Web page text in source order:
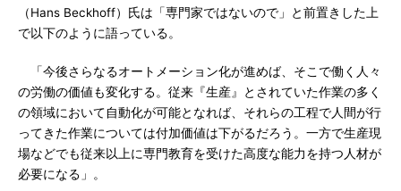
（Hans Beckhoff）氏は「専門家ではないので」と前置きした上
で以下のように語っている。
「今後さらなるオートメーション化が進めば、そこで働く人々
の労働の価値も変化する。従来『生産』とされていた作業の多く
の領域において自動化が可能となれば、それらの工程で人間が行
ってきた作業については付加価値は下がるだろう。一方で生産現
場などでも従来以上に専門教育を受けた高度な能力を持つ人材が
必要になる」。